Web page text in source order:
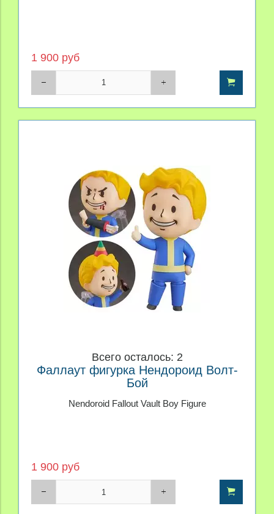
1 900 руб
Всего осталось: 2
Фаллаут фигурка Нендороид Волт-
Бой
Nendoroid Fallout Vault Boy Figure
1 900 руб